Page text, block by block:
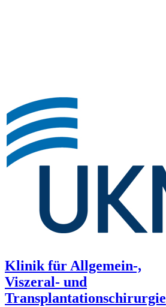
Klinik für Allgemein-,
Viszeral- und
Transplantationschirurgie